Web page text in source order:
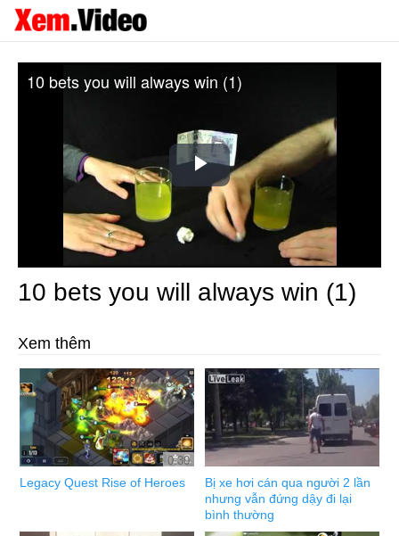
Play
Video
10 bets you will always win (1)
10 bets you will always win (1)
Xem thêm
0:30
Legacy Quest Rise of Heroes
Bị xe hơi cán qua người 2 lần
nhưng vẫn đứng dậy đi lại
bình thường